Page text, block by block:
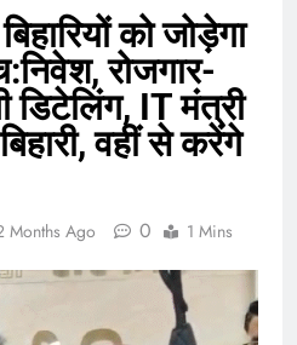
को जोड़ेगा
रोजगार-
डिटेलिंग, IT मंत्री
वहीं से करेंगे
Months Ago 0 1 Mins